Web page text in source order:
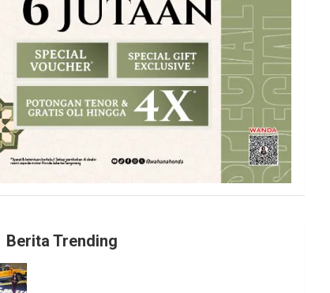
Berita Trending